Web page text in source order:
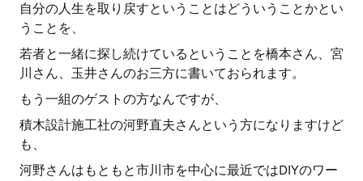
自分の人生を取り戻すということはどういうことかとい
うことを、
若者と一緒に探し続けているということを橋本さん、宮
川さん、玉井さんのお三方に書いておられます。
もう一組のゲストの方なんですが、
積木設計施工社の河野直夫さんという方になりますけど
も、
河野さんはもともと市川市を中心に最近ではDIYのワー